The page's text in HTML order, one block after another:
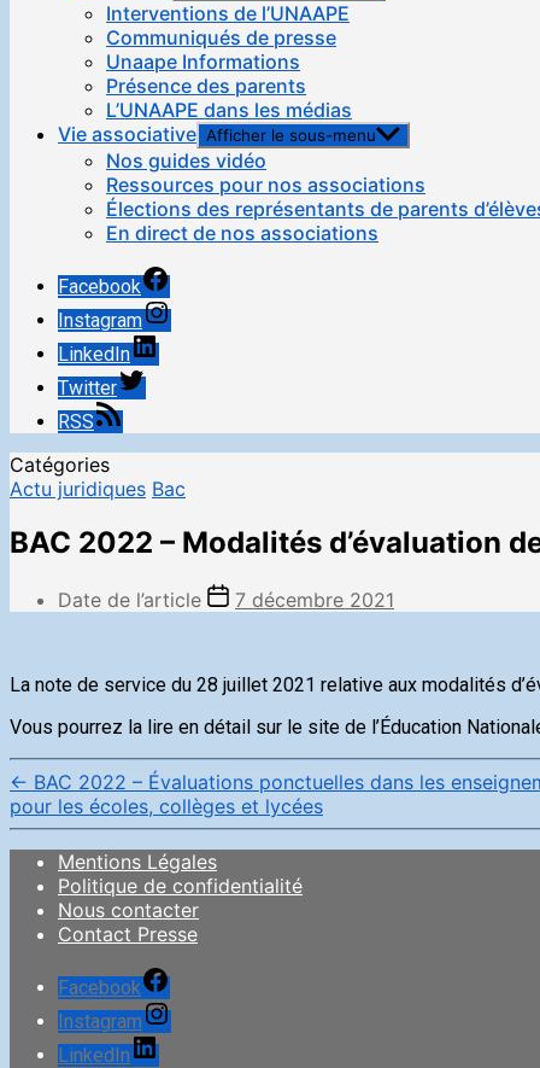
Interventions de l’UNAAPE
Communiqués de presse
Unaape Informations
Présence des parents
L’UNAAPE dans les médias
Vie associative Afficher le sous-menu
Nos guides vidéo
Ressources pour nos associations
Élections des représentants de parents
En direct de nos associations
Facebook
Instagram
LinkedIn
Twitter
RSS
Catégories
Actu juridiques Bac
BAC 2022 – Modalités d’évaluation
Date de l’article 7 décembre 2021
La note de service du 28 juillet 2021 relative aux modalités
Vous pourrez la lire en détail sur le site de l’Éducation
← BAC 2022 – Évaluations ponctuelles dans les
pour les écoles, collèges et lycées
Mentions Légales
Politique de confidentialité
Nous contacter
Contact Presse
Facebook
Instagram
LinkedIn